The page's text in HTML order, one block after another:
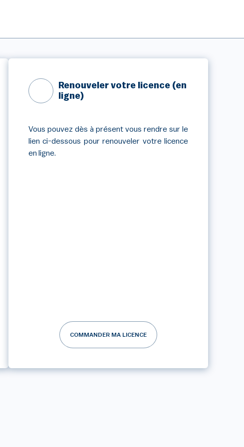
Renouveler votre licence (en
ligne)
Vous pouvez dès à présent vous rendre sur le
lien ci-dessous pour renouveler votre licence
en ligne.
COMMANDER MA LICENCE